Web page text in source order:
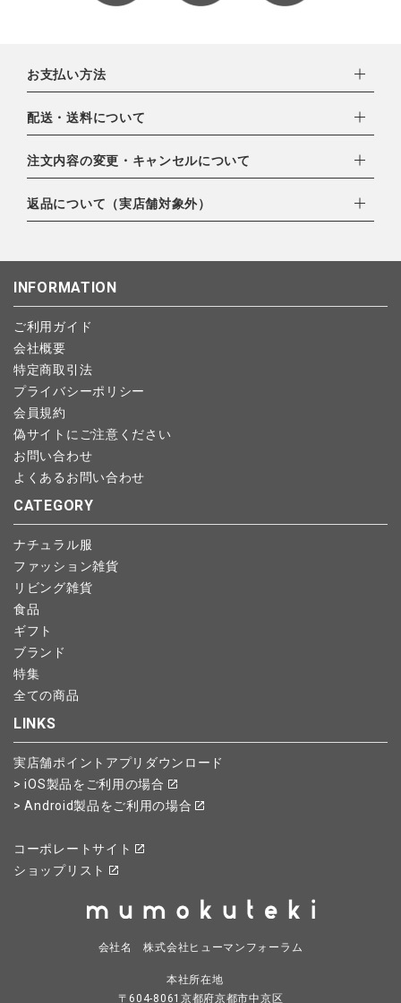
お支払い方法
下記お支払い方法よりお選びいただけます。
・クレジットカード（VISA,mastercard,JCB,AMERICAN
EXPRESS,Diners Club）
・amazonペイメント
・楽天ペイ
・PayPay
配送・送料について
配達業者：日本郵便
北海道：1,400円
注文内容の変更・キャンセルについて
ご注文日当日から翌日のAM9:00までにご連絡頂いた場合はキャ
ンセルは可能です。
します。
予約商品など一部キャンセルが出来ない場合がございます。あら
かじめご了承ください。
返品について（実店舗対象外）
こちら よりご依頼ください。
INFORMATION
ご利用ガイド
会社概要
特定商取引法
プライバシーポリシー
会員規約
偽サイトにご注意ください
お問い合わせ
よくあるお問い合わせ
CATEGORY
ナチュラル服
ファッション雑貨
リビング雑貨
食品
ギフト
ブランド
特集
全ての商品
LINKS
実店舗ポイントアプリダウンロード
> iOS製品をご利用の場合
> Android製品をご利用の場合
コーポレートサイト
ショップリスト
会社名 株式会社ヒューマンフォーラム
本社所在地
〒604-8061京都府京都市中京区